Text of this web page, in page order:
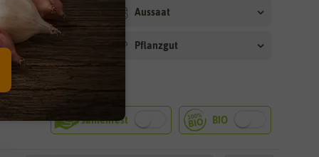
Aussaat
Pflanzgut